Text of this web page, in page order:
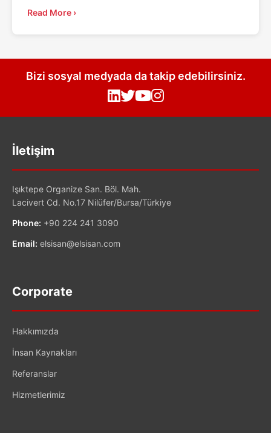
Read More ›
Bizi sosyal medyada da takip edebilirsiniz.
İletişim
Işıktepe Organize San. Böl. Mah.
Lacivert Cd. No.17 Nilüfer/Bursa/Türkiye
Phone: +90 224 241 3090
Email: elsisan@elsisan.com
Corporate
Hakkımızda
İnsan Kaynakları
Referanslar
Hizmetlerimiz